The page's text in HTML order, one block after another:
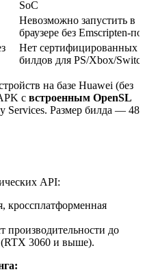
SoC
Невозможно запустить в
браузере без Emscripten-
Нет сертифицированных
билдов для PS/Xbox/
на базе Huawei (без
с встроенным OpenSL
Services. Размер билда — 48
API:
кроссплатформенная
производительности до
3060 и выше).